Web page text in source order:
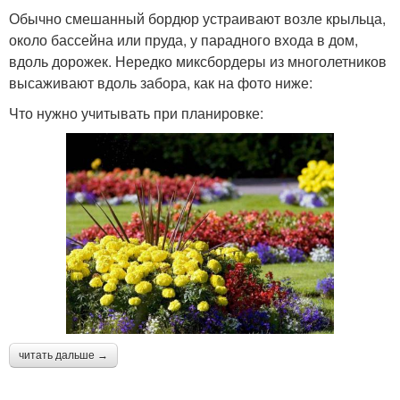
Обычно смешанный бордюр устраивают возле крыльца,
около бассейна или пруда, у парадного входа в дом,
вдоль дорожек. Нередко миксбордеры из многолетников
высаживают вдоль забора, как на фото ниже:
Что нужно учитывать при планировке:
читать дальше →